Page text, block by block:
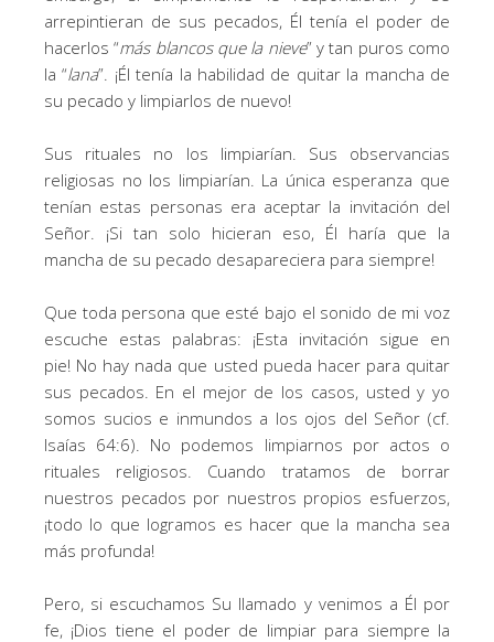
arrepintieran de sus pecados, Él tenía el poder de
hacerlos “más blancos que la nieve” y tan puros como
la “lana”. ¡Él tenía la habilidad de quitar la mancha de
su pecado y limpiarlos de nuevo!
Sus rituales no los limpiarían. Sus observancias
religiosas no los limpiarían. La única esperanza que
tenían estas personas era aceptar la invitación del
Señor. ¡Si tan solo hicieran eso, Él haría que la
mancha de su pecado desapareciera para siempre!
Que toda persona que esté bajo el sonido de mi voz
escuche estas palabras: ¡Esta invitación sigue en
pie! No hay nada que usted pueda hacer para quitar
sus pecados. En el mejor de los casos, usted y yo
somos sucios e inmundos a los ojos del Señor (cf.
Isaías 64:6). No podemos limpiarnos por actos o
rituales religiosos. Cuando tratamos de borrar
nuestros pecados por nuestros propios esfuerzos,
¡todo lo que logramos es hacer que la mancha sea
más profunda!
Pero, si escuchamos Su llamado y venimos a Él por
fe, ¡Dios tiene el poder de limpiar para siempre la